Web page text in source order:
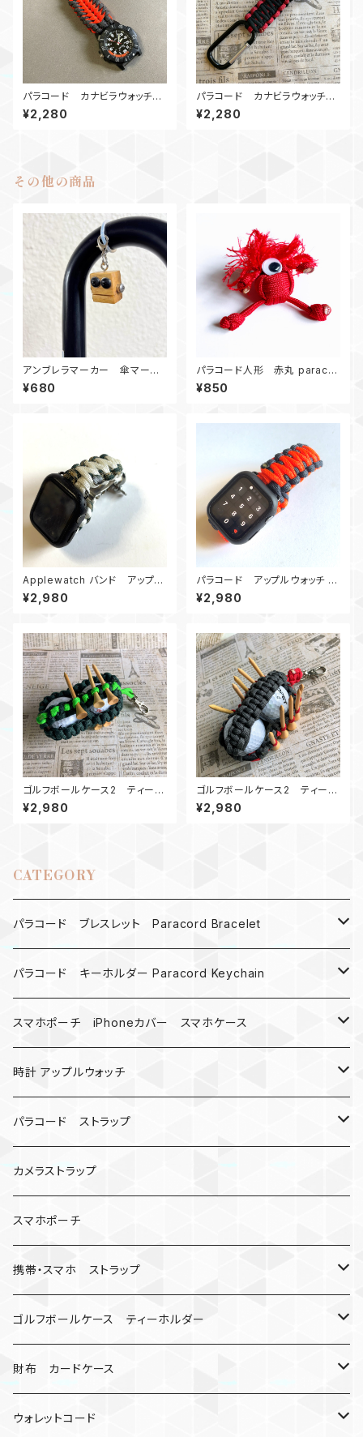
パラコード カナビラウォッチ
Hunter_ORG
¥2,280
パラコード カナビラウォッチ
digi0722BR
¥2,280
その他の商品
アンブレラマーカー 傘マーカ
ー ロボット0407黒目2
¥680
パラコード人形 赤丸 paracor
d
¥850
Applewatch バンド アップル
ウォッチ バンド44_シャックル_
キングコブラ_白カモ180
¥2,980
パラコード アップルウォッチ バ
ンド44_KC_OrGr
¥2,980
ゴルフボールケース2 ティーホ
ルダー SGHG
¥2,980
ゴルフボールケース2 ティーホ
ルダー GR2
¥2,980
CATEGORY
パラコード ブレスレット Paracord Bracelet
MAD MAX
バックル
バックル無し
シャックル
数珠
パラコード キーホルダー Paracord Keychain
ハロウィン
コンパス
ベルトループ
クボタン
キーケース
人形
忍者
ミイラ
キャンプ道具
ナット
レザーマン
スマホポーチ iPhoneカバー スマホケース
楽天ミニ ケース
iPhone
時計 アップルウォッチ
カナビラウォッチ
腕時計
アップルウォッチ
バックル
マッドマックス
パラコード ストラップ
サバイバルツール
カメラストラップ
スマホポーチ
携帯・スマホ ストラップ
ネックストラップ・ショルダーストラップ
ハンドストラップ
リングストラップ
ゴルフボールケース ティーホルダー
ゴルフマーカー
ゴルフボールケース
財布 カードケース
コインケース
ウォレットコード